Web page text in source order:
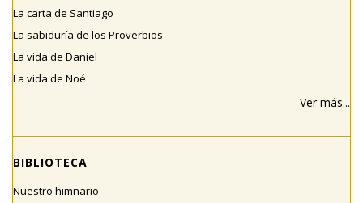
La carta de Santiago
La sabiduría de los Proverbios
La vida de Daniel
La vida de Noé
Ver más...
BIBLIOTECA
Nuestro himnario